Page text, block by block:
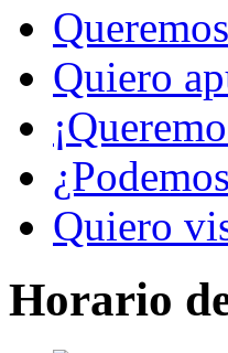
Quiero
Quiero
Horario